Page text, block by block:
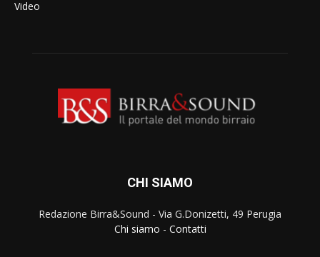
Video
CHI SIAMO
Redazione Birra&Sound - Via G.Donizetti, 49 Perugia
Chi siamo - Contatti